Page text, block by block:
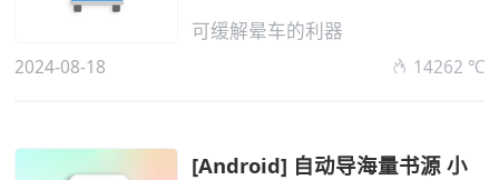
可缓解晕车的利器
2024-08-18 14262 ℃
[Android] 自动导海量书源 小